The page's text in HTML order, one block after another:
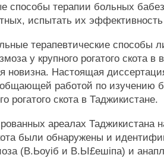
способы терапии больных
испытать их
терапевтические способы
у крупного рогатого скота в
новизна. Настоящая
работой по изучению
рогатого скота в Таджикистане.
ареалах Таджикистана
были обнаружены и
(В.Ьоуіб и В.ЬІ£ешіпа) и